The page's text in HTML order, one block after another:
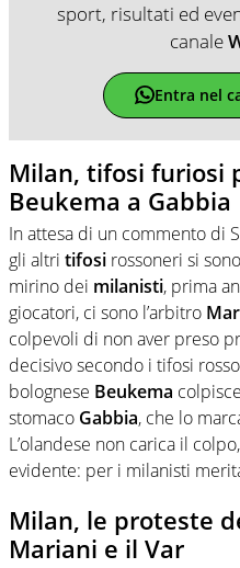
sport, risultati ed
canale
Entra nel
Milan, tifosi furiosi
Beukema a Gabbia
In attesa di un commento di
gli altri tifosi rossoneri si
mirino dei milanisti, prima
giocatori, ci sono l’arbitro
colpevoli di non aver preso
decisivo secondo i tifosi
bolognese Beukema
stomaco Gabbia, che lo
L’olandese non carica il
evidente: per i milanisti
Milan, le proteste
Mariani e il Var